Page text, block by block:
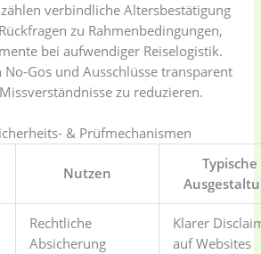
verbindliche Altersbestätigung
zu Rahmenbedingungen,
bei aufwendiger Reiselogistik.
Gos und Ausschlüsse transparent
zu reduzieren.
& Prüfmechanismen
Nutzen
Typische
Rechtliche
Absicherung
Klarer
auf Websites